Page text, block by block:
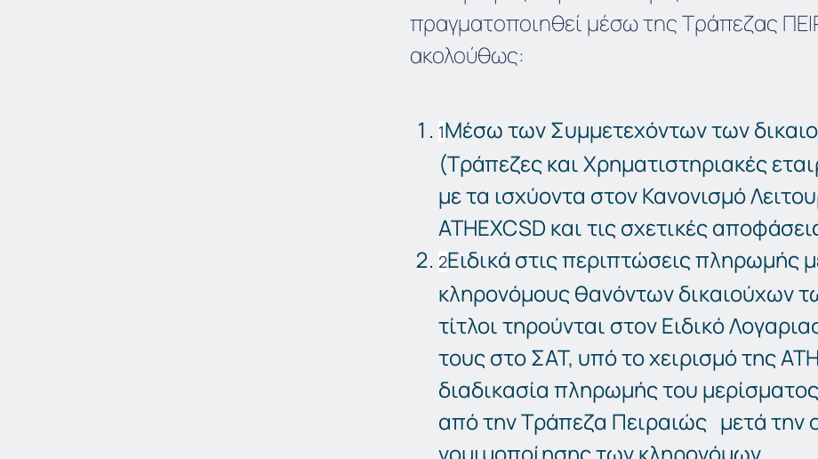
πραγματοποιηθεί μέσω της Τράπεζας
ακολούθως:
Μέσω των Συμμετεχόντων των
(Τράπεζες και Χρηματιστηριακές
με τα ισχύοντα στον Κανονισμό
ATHEXCSD και τις σχετικές
Ειδικά στις περιπτώσεις πληρωμής
κληρονόμους θανόντων δικαιούχων
τίτλοι τηρούνται στον Ειδικό
τους στο ΣΑΤ, υπό το χειρισμό της
διαδικασία πληρωμής του
από την Τράπεζα Πειραιώς μετά την